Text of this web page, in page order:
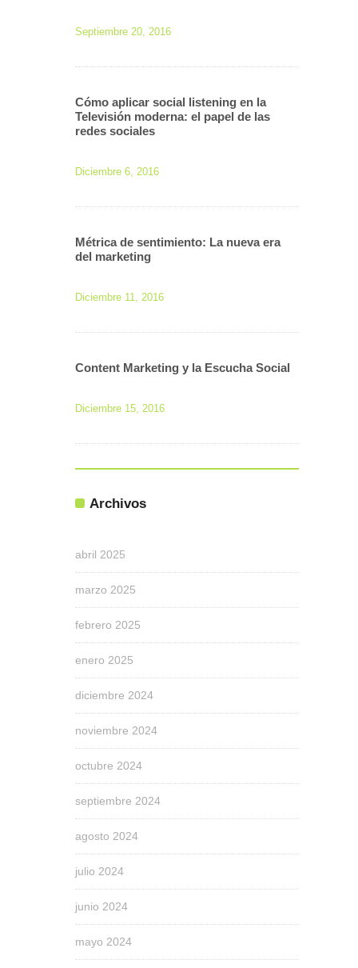
Septiembre 20, 2016
Cómo aplicar social listening en la
Televisión moderna: el papel de las
redes sociales
Diciembre 6, 2016
Métrica de sentimiento: La nueva era
del marketing
Diciembre 11, 2016
Content Marketing y la Escucha Social
Diciembre 15, 2016
Archivos
abril 2025
marzo 2025
febrero 2025
enero 2025
diciembre 2024
noviembre 2024
octubre 2024
septiembre 2024
agosto 2024
julio 2024
junio 2024
mayo 2024